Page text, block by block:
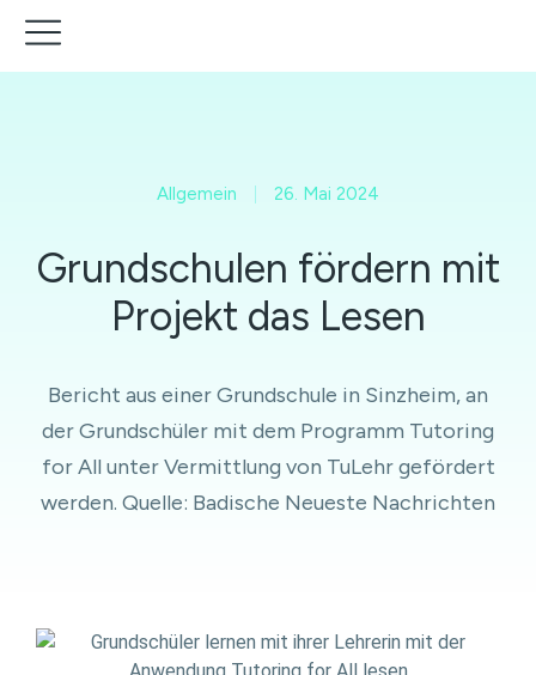
Allgemein 26. Mai 2024
Grundschulen fördern mit
Projekt das Lesen
Bericht aus einer Grundschule in Sinzheim, an
der Grundschüler mit dem Programm Tutoring
for All unter Vermittlung von TuLehr gefördert
werden. Quelle: Badische Neueste Nachrichten